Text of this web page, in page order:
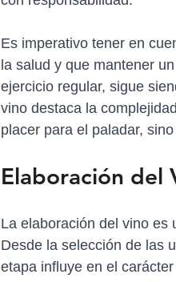
Es imperativo tener en
la salud y que mantener
ejercicio regular, sigue
vino destaca la
placer para el paladar,
Elaboración del
La elaboración del vino es
Desde la selección de las
etapa influye en el